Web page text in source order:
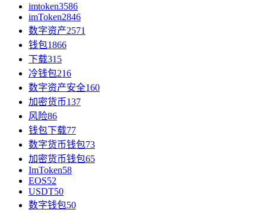
imtoken3586
imToken2846
数字资产2571
钱包1866
下载315
冷钱包216
数字资产安全160
加密货币137
风险86
钱包下载77
数字货币钱包73
加密货币钱包65
ImToken58
EOS52
USDT50
数字钱包50